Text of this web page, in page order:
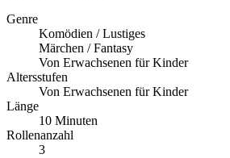
Genre
Komödien / Lustiges
Märchen / Fantasy
Von Erwachsenen für Kinder
Altersstufen
Von Erwachsenen für Kinder
Länge
10 Minuten
Rollenanzahl
3